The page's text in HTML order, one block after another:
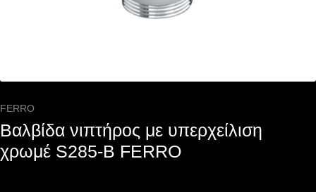
FERRO
Βαλβίδα νιπτήρος με υπερχείλιση
χρωμέ S285-B FERRO